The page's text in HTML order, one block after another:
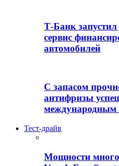
Т-Банк
сервис
автомобилей
С запасом
антифризы
международным
Тест-драйв
Мощности много